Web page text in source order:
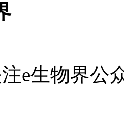
e生物界公